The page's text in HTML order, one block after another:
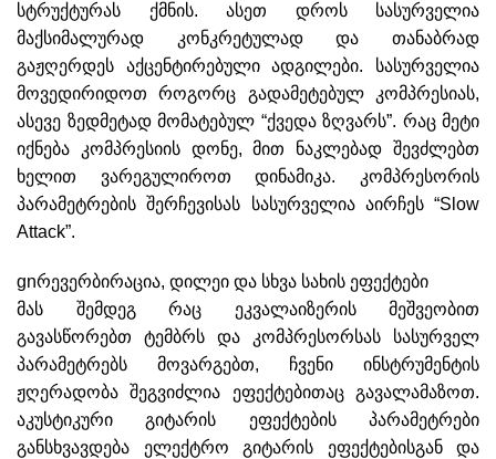
სტრუქტურას ქმნის. ასეთ დროს სასურველია
მაქსიმალურად კონკრეტულად და თანაბრად
გაჟღერდეს აქცენტირებული ადგილები. სასურველია
მოვედირიდოთ როგორც გადამეტებულ კომპრესიას,
ასევე ზედმეტად მომატებულ “ქვედა ზღვარს”. რაც მეტი
იქნება კომპრესიის დონე, მით ნაკლებად შევძლებთ
ხელით ვარეგულიროთ დინამიკა. კომპრესორის
პარამეტრების შერჩევისას სასურველია აირჩეს “Slow
Attack”.
gnრევერბირაცია, დილეი და სხვა სახის ეფექტები
მას შემდეგ რაც ეკვალაიზერის მეშვეობით
გავასწორებთ ტემბრს და კომპრესორსას სასურველ
პარამეტრებს მოვარგებთ, ჩვენი ინსტრუმენტის
ჟღერადობა შეგვიძლია ეფექტებითაც გავალამაზოთ.
აკუსტიკური გიტარის ეფექტების პარამეტრები
განსხვავდება ელექტრო გიტარის ეფექტებისგან და